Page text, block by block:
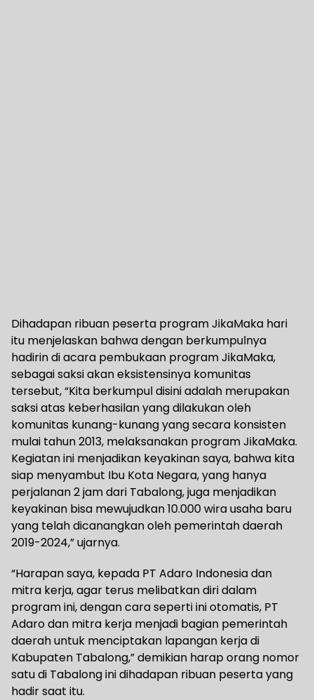
Dihadapan ribuan peserta program JikaMaka hari
itu menjelaskan bahwa dengan berkumpulnya
hadirin di acara pembukaan program JikaMaka,
sebagai saksi akan eksistensinya komunitas
tersebut, “Kita berkumpul disini adalah merupakan
saksi atas keberhasilan yang dilakukan oleh
komunitas kunang-kunang yang secara konsisten
mulai tahun 2013, melaksanakan program JikaMaka.
Kegiatan ini menjadikan keyakinan saya, bahwa kita
siap menyambut Ibu Kota Negara, yang hanya
perjalanan 2 jam dari Tabalong, juga menjadikan
keyakinan bisa mewujudkan 10.000 wira usaha baru
yang telah dicanangkan oleh pemerintah daerah
2019-2024,” ujarnya.
“Harapan saya, kepada PT Adaro Indonesia dan
mitra kerja, agar terus melibatkan diri dalam
program ini, dengan cara seperti ini otomatis, PT
Adaro dan mitra kerja menjadi bagian pemerintah
daerah untuk menciptakan lapangan kerja di
Kabupaten Tabalong,” demikian harap orang nomor
satu di Tabalong ini dihadapan ribuan peserta yang
hadir saat itu.